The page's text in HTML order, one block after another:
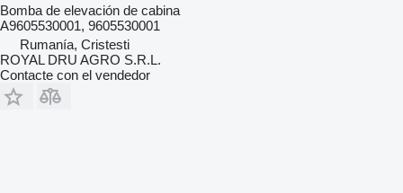
Bomba de elevación de cabina
A9605530001, 9605530001
Rumanía, Cristesti
ROYAL DRU AGRO S.R.L.
Contacte con el vendedor